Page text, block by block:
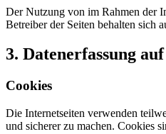
Der Nutzung von im Rahmen der
Betreiber der Seiten behalten sich
3. Datenerfassung
Cookies
Die Internetseiten verwenden
und sicherer zu machen. Cookies